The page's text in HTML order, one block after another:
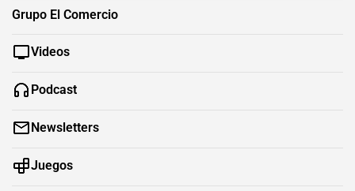
Grupo El Comercio
Videos
Podcast
Newsletters
Juegos